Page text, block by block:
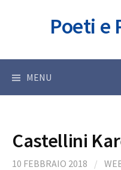
Poeti e
MENU
Castellini
10 FEBBRAIO 2018 /